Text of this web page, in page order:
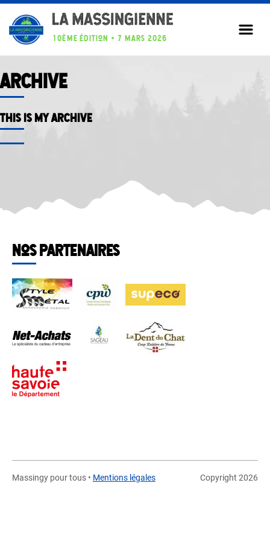
Aller
contenu
10ème édition • 7 mars 2026
Archive
This is my archive
Nos partenaires
Massingy pour tous • Mentions légales Copyright 2026